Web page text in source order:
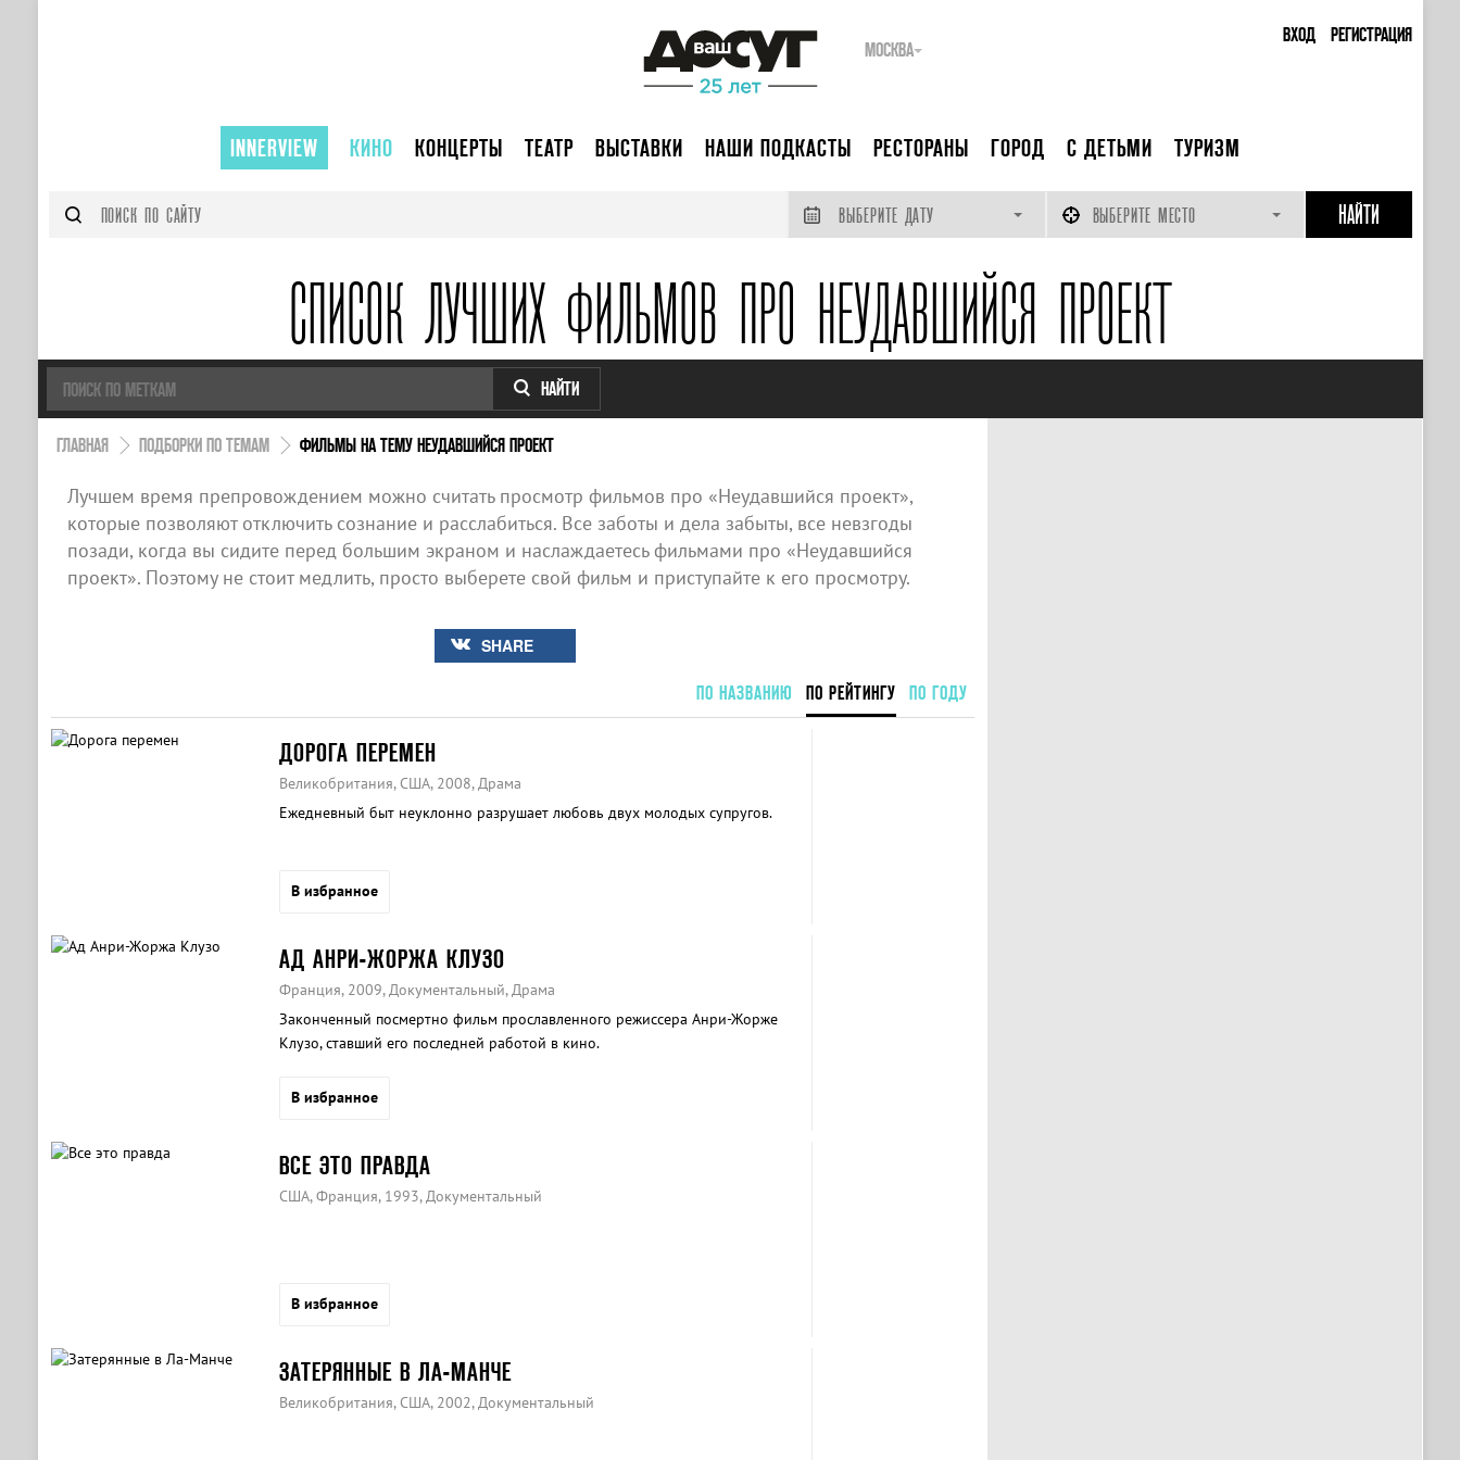
ВХОД РЕГИСТРАЦИЯ
МОСКВА
INNERVIEW КИНО КОНЦЕРТЫ ТЕАТР ВЫСТАВКИ НАШИ ПОДКАСТЫ РЕСТОРАНЫ ГОРОД С ДЕТЬМИ ТУРИЗМ
ВЫБЕРИТЕ ДАТУ ВЫБЕРИТЕ МЕСТО
СПИСОК ЛУЧШИХ ФИЛЬМОВ ПРО НЕУДАВШИЙСЯ ПРОЕКТ
НАЙТИ
ГЛАВНАЯ ПОДБОРКИ ПО ТЕМАМ ФИЛЬМЫ НА ТЕМУ НЕУДАВШИЙСЯ ПРОЕКТ
Лучшем время препровождением можно считать просмотр фильмов про «Неудавшийся проект»,
которые позволяют отключить сознание и расслабиться. Все заботы и дела забыты, все невзгоды
позади, когда вы сидите перед большим экраном и наслаждаетесь фильмами про «Неудавшийся
проект». Поэтому не стоит медлить, просто выберете свой фильм и приступайте к его просмотру.
SHARE
ПО НАЗВАНИЮ ПО РЕЙТИНГУ ПО ГОДУ
ДОРОГА ПЕРЕМЕН
Великобритания, США, 2008, Драма
Ежедневный быт неуклонно разрушает любовь двух молодых супругов.
В избранное
АД АНРИ-ЖОРЖА КЛУЗО
Франция, 2009, Документальный, Драма
Законченный посмертно фильм прославленного режиссера Анри-Жорже
Клузо, ставший его последней работой в кино.
В избранное
ВСЕ ЭТО ПРАВДА
США, Франция, 1993, Документальный
В избранное
ЗАТЕРЯННЫЕ В ЛА-МАНЧЕ
Великобритания, США, 2002, Документальный